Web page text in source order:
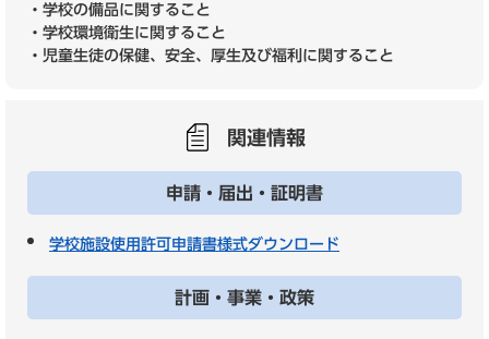
・学校の備品に関すること
・学校環境衛生に関すること
・児童生徒の保健、安全、厚生及び福利に関すること
関連情報
申請・届出・証明書
学校施設使用許可申請書様式ダウンロード
計画・事業・政策